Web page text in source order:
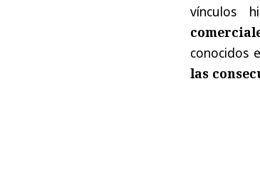
vínculos
conocidos
las